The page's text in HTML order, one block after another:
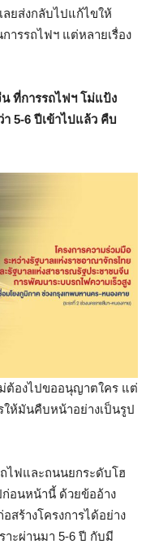
ลยส่งกลับไปแก้ไขให้
ารรถไฟฯ แต่หลายเรื่อง
น ที่การรถไฟฯ โม่แป้ง
5-6 ปีเข้าไปแล้ว คืบ
ต้องไปขออนุญาตใคร แต่
ห้มันคืบหน้าอย่างเป็นรูป
ไฟและถนนยกระดับโฮ
ก่อนหน้านี้ ด้วยข้ออ้าง
สร้างโครงการได้อย่าง
าะผ่านมา 5-6 ปี กับมี